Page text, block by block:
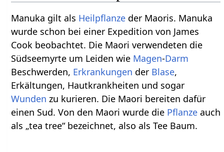
Manuka gilt als Heilpflanze der Maoris. Manuka
wurde schon bei einer Expedition von James
Cook beobachtet. Die Maori verwendeten die
Südseemyrte um Leiden wie Magen-Darm
Beschwerden, Erkrankungen der Blase,
Erkältungen, Hautkrankheiten und sogar
Wunden zu kurieren. Die Maori bereiten dafür
einen Sud. Von den Maori wurde die Pflanze auch
als „tea tree“ bezeichnet, also als Tee Baum.